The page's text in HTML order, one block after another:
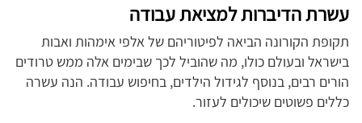
עשרת הדיברות למציאת עבודה
תקופת הקורונה הביאה לפיטוריהם של אלפי אימהות ואבות
בישראל ובעולם כולו, מה שהוביל לכך שבימים אלה ממש טרודים
הורים רבים, בנוסף לגידול הילדים, בחיפוש עבודה. הנה עשרה
כללים פשוטים שיכולים לעזור.